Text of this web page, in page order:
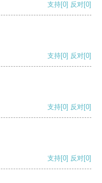
支持[0] 反对[0]
支持[0] 反对[0]
支持[0] 反对[0]
支持[0] 反对[0]